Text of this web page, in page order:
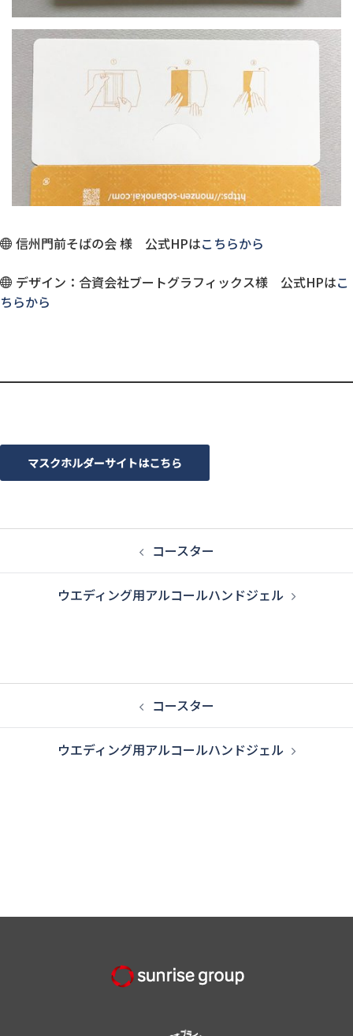
信州門前そばの会 様 公式HPはこちらから
デザイン：合資会社ブートグラフィックス様 公式HPはこ
ちらから
マスクホルダーサイトはこちら
稿
ー
シ
コースター
ウエディング用アルコールハンドジェル
稿
コースター
ウエディング用アルコールハンドジェル